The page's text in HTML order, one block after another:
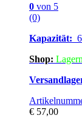
0 von 5
(0)
Kapazität:
Shop: Lagern
€ 57,00